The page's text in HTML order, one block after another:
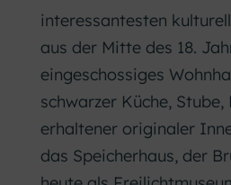
interessantesten
aus der Mitte des 18.
eingeschossiges
schwarzer Küche,
erhaltener originaler
das Speicherhaus, der